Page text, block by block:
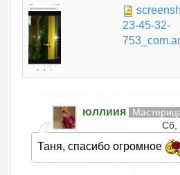
23-45-32-
юллиия
Сб,
Таня, спасибо огромное